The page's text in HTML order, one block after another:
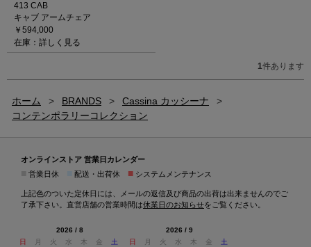
413 CAB
キャブ アームチェア
￥594,000
在庫：詳しく見る
1件あります
ホーム > BRANDS > Cassina カッシーナ
>
コンテンポラリーコレクション
オンラインストア 営業日カレンダー
営業日休 配送・出荷休 ■ システムメンテナンス
上記色のついた定休日には、メールの返信及び商品の出荷は出来ませんのでご
了承下さい。直営店舗の営業時間は休業日のお知らせをご覧ください。
2026 / 8
日
月 火 水 木 金
土
2026 / 9
日
月 火 水 木 金
土